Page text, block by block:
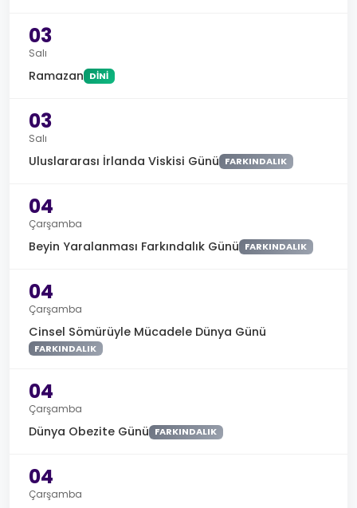
03
Salı
Ramazan DINI
03
Salı
Uluslararası İrlanda Viskisi Günü FARKINDALIK
04
Çarşamba
Beyin Yaralanması Farkındalık Günü FARKINDALIK
04
Çarşamba
Cinsel Sömürüyle Mücadele Dünya Günü
FARKINDALIK
04
Çarşamba
Dünya Obezite Günü FARKINDALIK
04
Çarşamba